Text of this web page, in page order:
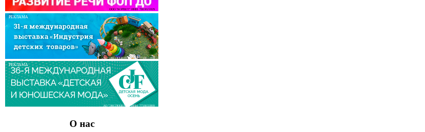
ООО "КОРВЕТ" ИНН: 7803021829
РЕКЛАМА
АО "ЭКСПОЦЕНТР" ИНН: 7718033809
РЕКЛАМА
АО "ЭКСПОЦЕНТР" ИНН: 7718033809
О нас